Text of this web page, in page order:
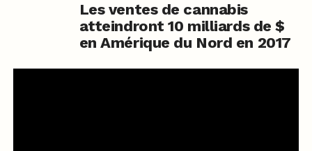
Les ventes de cannabis
atteindront 10 milliards de $
en Amérique du Nord en 2017